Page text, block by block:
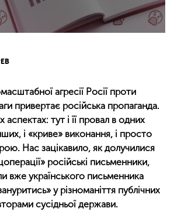
агресії Росії проти
привертає російська пропаганда.
аспектах: тут і її провал в одних
і «криве» виконання, і просто
Нас зацікавило, як долучилися
російські письменники,
вже українського письменника
у різноманіття публічних
сусідньої держави.